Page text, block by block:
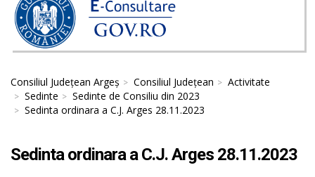
Consiliul Județean Argeș Consiliul Județean
Activitate
Sedinte
Sedinte de Consiliu din 2023
Sedinta ordinara a C.J. Arges 28.11.2023
Sedinta ordinara a C.J. Arges 28.11.2023